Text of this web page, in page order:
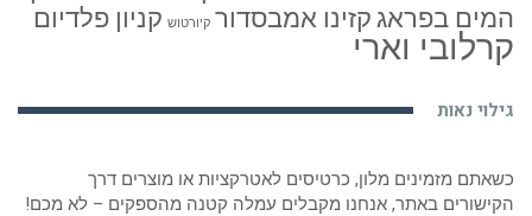
המים בפראג קזינו אמבסדור קיורטוש קניון פלדיום
קרלובי וארי
גילוי נאות
כשאתם מזמינים מלון, כרטיסים לאטרקציות או מוצרים דרך
הקישורים באתר, אנחנו מקבלים עמלה קטנה מהספקים – לא מכם!